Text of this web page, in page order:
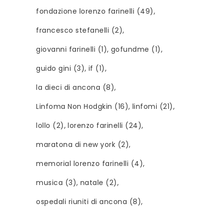
fondazione lorenzo farinelli (49)
francesco stefanelli (2)
giovanni farinelli (1) gofundme (1)
guido gini (3) if (1)
la dieci di ancona (8)
Linfoma Non Hodgkin (16) linfomi (21)
lollo (2) lorenzo farinelli (24)
maratona di new york (2)
memorial lorenzo farinelli (4)
musica (3) natale (2)
ospedali riuniti di ancona (8)